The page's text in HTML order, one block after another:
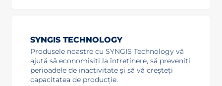
SYNGIS TECHNOLOGY
Produsele noastre cu SYNGIS Technology vă
ajută să economisiți la întreținere, să preveniți
perioadele de inactivitate și să vă creșteți
capacitatea de producție.